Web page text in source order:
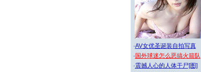
·AV女优圣诞装自拍写真
· 国外球迷怎么恶搞火箭队
·震撼人心的人体干尸[图]